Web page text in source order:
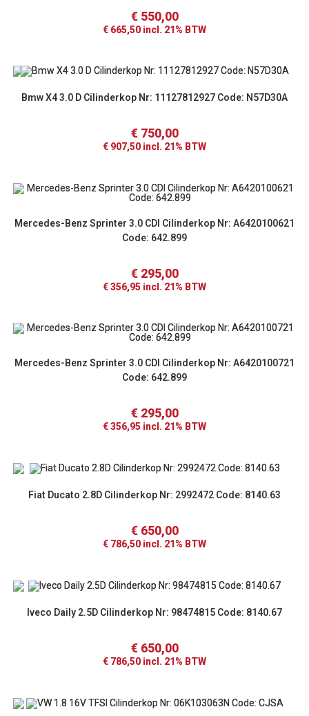
€550,00
€ 665,50 incl. 21% BTW
Bmw X4 3.0 D Cilinderkop Nr: 11127812927 Code: N57D30A
€750,00
€ 907,50 incl. 21% BTW
Mercedes-Benz Sprinter 3.0 CDI Cilinderkop Nr: A6420100621
Code: 642.899
€295,00
€356,95 incl. 21% BTW
Mercedes-Benz Sprinter 3.0 CDI Cilinderkop Nr: A6420100721
Code: 642.899
€295,00
€356,95 incl. 21% BTW
Fiat Ducato 2.8D Cilinderkop Nr: 2992472 Code: 8140.63
€650,00
€ 786,50 incl. 21% BTW
Iveco Daily 2.5D Cilinderkop Nr: 98474815 Code: 8140.67
€650,00
€ 786,50 incl. 21% BTW